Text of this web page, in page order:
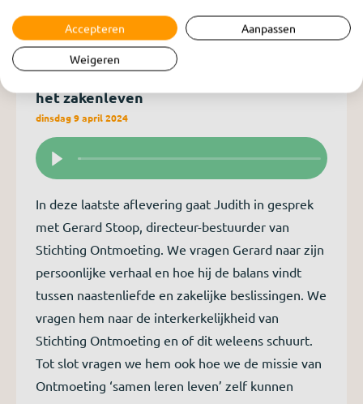
Ongefilterd - Aflevering 10: Een warm
het zakenleven
dinsdag 9 april 2024
In deze laatste aflevering gaat Judith in gesprek
met Gerard Stoop, directeur-bestuurder van
Stichting Ontmoeting. We vragen Gerard naar zijn
persoonlijke verhaal en hoe hij de balans vindt
tussen naastenliefde en zakelijke beslissingen. We
vragen hem naar de interkerkelijkheid van
Stichting Ontmoeting en of dit weleens schuurt.
Tot slot vragen we hem ook hoe we de missie van
Ontmoeting ‘samen leren leven’ zelf kunnen
Accepteren Aanpassen
Weigeren